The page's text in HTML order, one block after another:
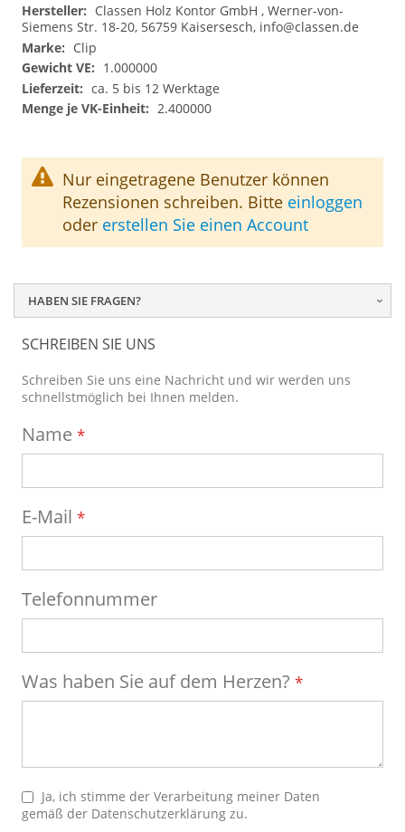
Classen Holz Kontor GmbH , Werner-von-
Siemens Str. 18-20, 56759 Kaisersesch, info@classen.de
Clip
1.000000
ca. 5 bis 12 Werktage
2.400000
Nur eingetragene Benutzer können
Rezensionen schreiben. Bitte einloggen
oder erstellen Sie einen Account
HABEN SIE FRAGEN?
SCHREIBEN SIE UNS
Schreiben Sie uns eine Nachricht und wir werden uns
schnellstmöglich bei Ihnen melden.
Name
E-Mail
Telefonnummer
Was haben Sie auf dem Herzen?
Ja, ich stimme der Verarbeitung meiner Daten
gemäß der Datenschutzerklärung zu.